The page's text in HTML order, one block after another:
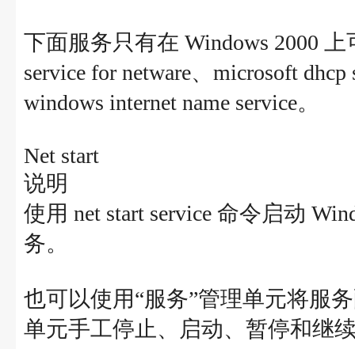
下面服务只有在 Windows 2000 上
service for netware、microsoft
windows internet name service。
Net start
说明
使用 net start service 命令启动
务。
也可以使用“服务”管理单元将服
单元手工停止、启动、暂停和继